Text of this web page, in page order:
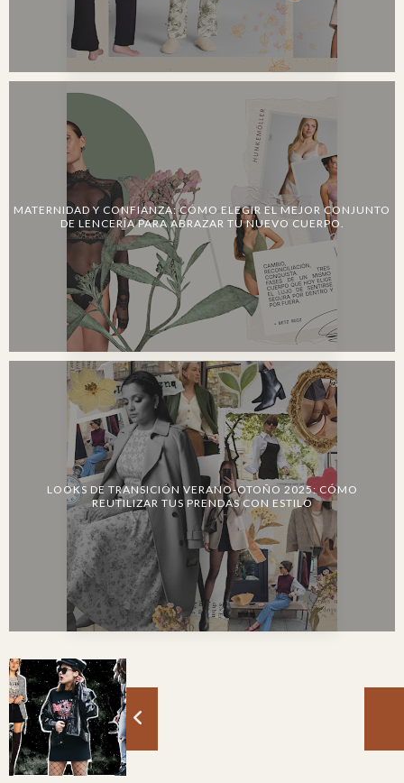
MATERNIDAD Y CONFIANZA: CÓMO ELEGIR EL MEJOR CONJUNTO
DE LENCERÍA PARA ABRAZAR TU NUEVO CUERPO.
LOOKS DE TRANSICIÓN VERANO-OTOÑO 2025: CÓMO
REUTILIZAR TUS PRENDAS CON ESTILO